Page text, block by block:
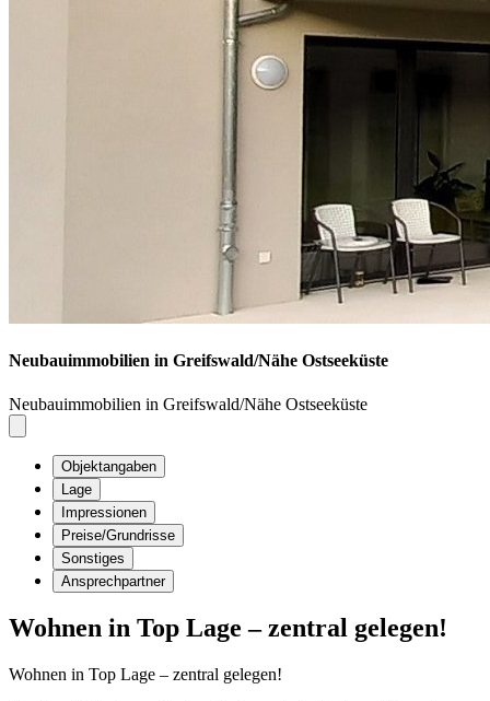
Neubauimmobilien in Greifswald/Nähe Ostseeküste
Neubauimmobilien in Greifswald/Nähe Ostseeküste
Objektangaben
Lage
Impressionen
Preise/Grundrisse
Sonstiges
Ansprechpartner
Wohnen in Top Lage – zentral gelegen!
Wohnen in Top Lage – zentral gelegen!